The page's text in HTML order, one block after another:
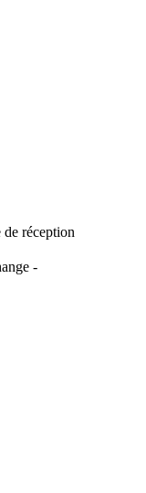
de réception